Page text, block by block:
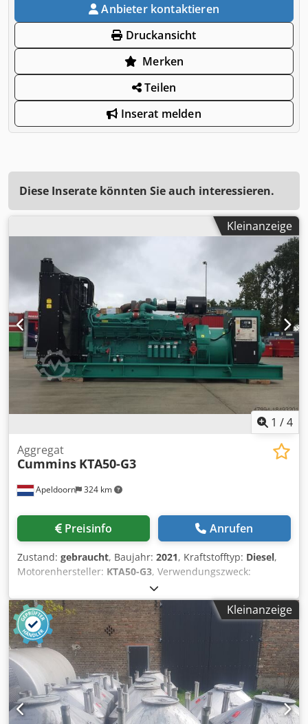
Anbieter kontaktieren
Druckansicht
Merken
Teilen
Inserat melden
Diese Inserate könnten Sie auch interessieren.
Kleinanzeige
1 /4
Apeldoorn 324 km
Aggregat
Cummins KTA50-G3
Preisinfo Anrufen
Zustand: gebraucht, Baujahr: 2021, Kraftstofftyp: Diesel,
Motorenhersteller: KTA50-G3, Verwendungszweck:
Bauwesen Leergewicht: 10.500 kg Generatorleistung: 1.400
kVA Abmessungen des Laderaums: 512 x 201 x 233 cm
Wenden Sie sich an Sales Department, um weitere
Informationen zu erhalten. Djdpfx Agjvyn Eve Dekr Über 85
Jahre Sales-Erfahrung in den Niederlanden. Ein
Expertenteam, das nach individuellen Lösungen für Ihren
Bedarf sucht. 1000 Stunden oder 1 Jahr Garantie: optimale
Sicherheit. Rund um die Uhr an sieben Tagen in der
Woche erreichbar. Schneller Service. Großer Vorrat, direkt
lieferbar.
Kleinanzeige